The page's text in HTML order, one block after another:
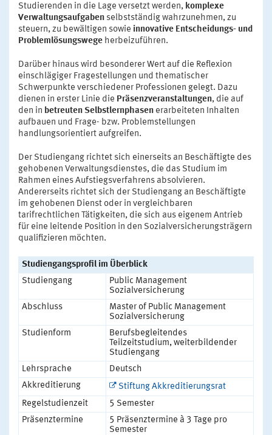
Studierenden in die Lage versetzt werden, komplexe
Verwaltungsaufgaben selbstständig wahrzunehmen, zu
steuern, zu bewältigen sowie innovative Entscheidungs- und
Problemlösungswege herbeizuführen.
Darüber hinaus wird besonderer Wert auf die Reflexion
einschlägiger Fragestellungen und thematischer
Schwerpunkte verschiedener Professionen gelegt. Dazu
dienen in erster Linie die Präsenzveranstaltungen, die auf
den in betreuten Selbstlernphasen erarbeiteten Inhalten
aufbauen und Frage- bzw. Problemstellungen
handlungsorientiert aufgreifen.
Der Studiengang richtet sich einerseits an Beschäftigte des
gehobenen Verwaltungsdienstes, die das Studium im
Rahmen eines Aufstiegsverfahrens absolvieren.
Andererseits richtet sich der Studiengang an Beschäftigte
im gehobenen Dienst oder in vergleichbaren
tarifrechtlichen Tätigkeiten, die sich aus eigenem Antrieb
für eine leitende Position in den Sozialversicherungsträgern
qualifizieren möchten.
Studiengangsprofil im Überblick
Studiengang
Public Management
Sozialversicherung
Abschluss
Master of Public Management
Sozialversicherung
Studienform
Berufsbegleitendes
Teilzeitstudium, weiterbildender
Studiengang
Lehrsprache
Deutsch
Akkreditierung
Stiftung Akkreditierungsrat
Regelstudienzeit
5 Semester
Präsenztermine
5 Präsenztermine à 3 Tage pro
Semester